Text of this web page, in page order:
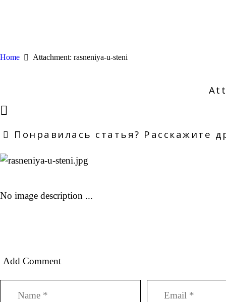
Home Attachment: rasneniya-u-steni
Понравилась статья? Расскажите
No image description ...
Add Comment